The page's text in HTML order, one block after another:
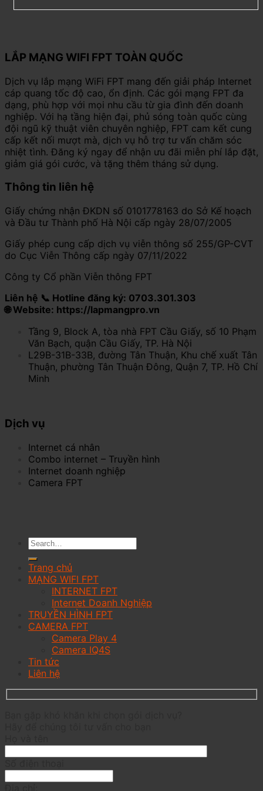
LẮP MẠNG WIFI FPT TOÀN QUỐC
Dịch vụ lắp mạng WiFi FPT mang đến giải pháp Internet
cáp quang tốc độ cao, ổn định. Các gói mạng FPT đa
dạng, phù hợp với mọi nhu cầu từ gia đình đến doanh
nghiệp. Với hạ tầng hiện đại, phủ sóng toàn quốc cùng
đội ngũ kỹ thuật viên chuyên nghiệp, FPT cam kết cung
cấp kết nối mượt mà, dịch vụ hỗ trợ tư vấn chăm sóc
nhiệt tình. Đăng ký ngay để nhận ưu đãi miễn phí lắp đặt,
giảm giá gói cước, và tặng thêm tháng sử dụng.
Thông tin liên hệ
Giấy chứng nhận ĐKDN số 0101778163 do Sở Kế hoạch
và Đầu tư Thành phố Hà Nội cấp ngày 28/07/2005
Giấy phép cung cấp dịch vụ viễn thông số 255/GP-CVT
do Cục Viễn Thông cấp ngày 07/11/2022
Công ty Cổ phần Viễn thông FPT
Liên hệ 📞 Hotline đăng ký: 0703.301.303
🌐 Website: https://lapmangpro.vn
Tầng 9, Block A, tòa nhà FPT Cầu Giấy, số 10 Phạm
Văn Bạch, quận Cầu Giấy, TP. Hà Nội
L29B-31B-33B, đường Tân Thuận, Khu chế xuất Tân
Thuận, phường Tân Thuận Đông, Quận 7, TP. Hồ Chí
Minh
Dịch vụ
Internet cá nhân
Combo internet – Truyền hình
Internet doanh nghiệp
Camera FPT
Trang chủ
MẠNG WIFI FPT
INTERNET FPT
Internet Doanh Nghiệp
TRUYỀN HÌNH FPT
CAMERA FPT
Camera Play 4
Camera IQ4S
Tin tức
Liên hệ